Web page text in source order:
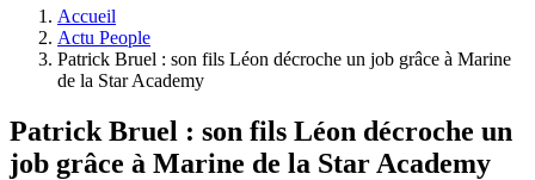
Accueil
Actu People
Patrick Bruel : son fils Léon décroche un job grâce à Marine
de la Star Academy
Patrick Bruel : son fils Léon décroche un
job grâce à Marine de la Star Academy